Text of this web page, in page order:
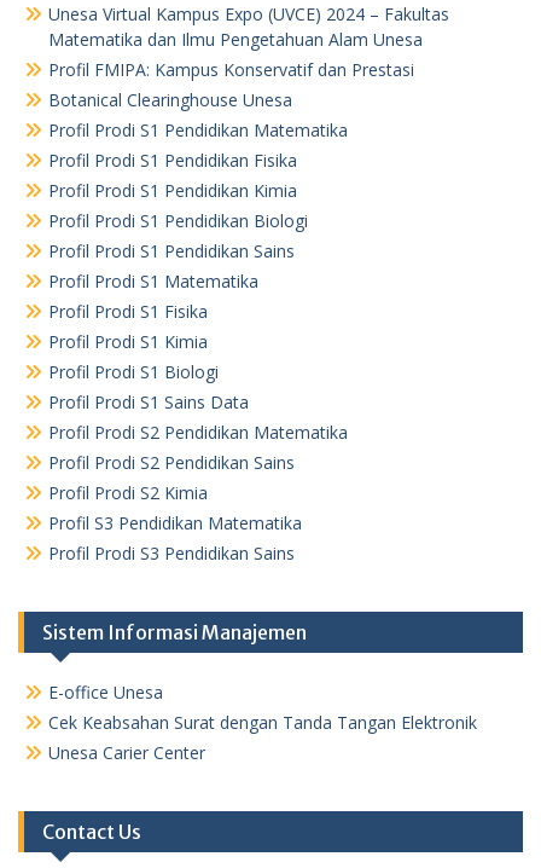
Unesa Virtual Kampus Expo (UVCE) 2024 – Fakultas
Matematika dan Ilmu Pengetahuan Alam Unesa
Profil FMIPA: Kampus Konservatif dan Prestasi
Botanical Clearinghouse Unesa
Profil Prodi S1 Pendidikan Matematika
Profil Prodi S1 Pendidikan Fisika
Profil Prodi S1 Pendidikan Kimia
Profil Prodi S1 Pendidikan Biologi
Profil Prodi S1 Pendidikan Sains
Profil Prodi S1 Matematika
Profil Prodi S1 Fisika
Profil Prodi S1 Kimia
Profil Prodi S1 Biologi
Profil Prodi S1 Sains Data
Profil Prodi S2 Pendidikan Matematika
Profil Prodi S2 Pendidikan Sains
Profil Prodi S2 Kimia
Profil S3 Pendidikan Matematika
Profil Prodi S3 Pendidikan Sains
Sistem Informasi Manajemen
E-office Unesa
Cek Keabsahan Surat dengan Tanda Tangan Elektronik
Unesa Carier Center
Contact Us